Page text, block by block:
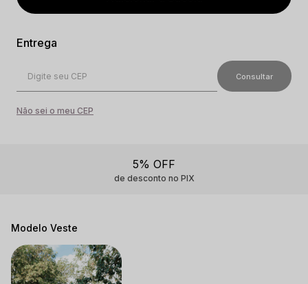
Não sei o meu CEP
5% OFF
de desconto no PIX
Modelo Veste